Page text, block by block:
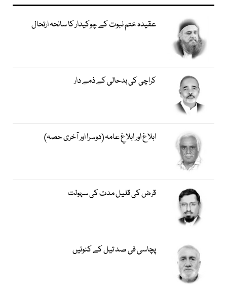
عقیدہ ختم نبوت کے چوکیدار کا سانحہ ارتحال
کراچی کی بدحالی کے ذمے دار
ابلاغ اور ابلاغِ عامہ (دوسرا اور آخری حصہ)
قرض کی قلیل مدت کی سہولت
پچاسی فی صد تیل کے کنوئیں